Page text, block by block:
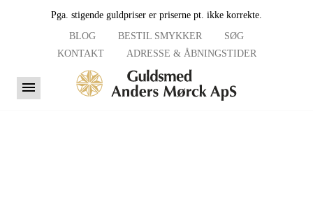
Pga. stigende guldpriser er priserne pt. ikke korrekte.
BLOG
BESTIL SMYKKER
SØG
KONTAKT
ADRESSE & ÅBNINGSTIDER